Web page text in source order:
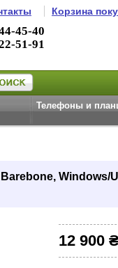
Корзина
45-40
51-91
Телефоны и
Windows/
12 900